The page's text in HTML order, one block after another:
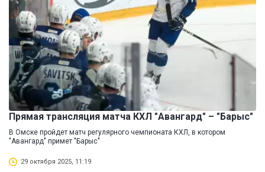
Прямая трансляция матча КХЛ "Авангард" – "Барыс"
В Омске пройдет матч регулярного чемпионата КХЛ, в котором
"Авангард" примет "Барыс"
29 октября 2025, 11:19